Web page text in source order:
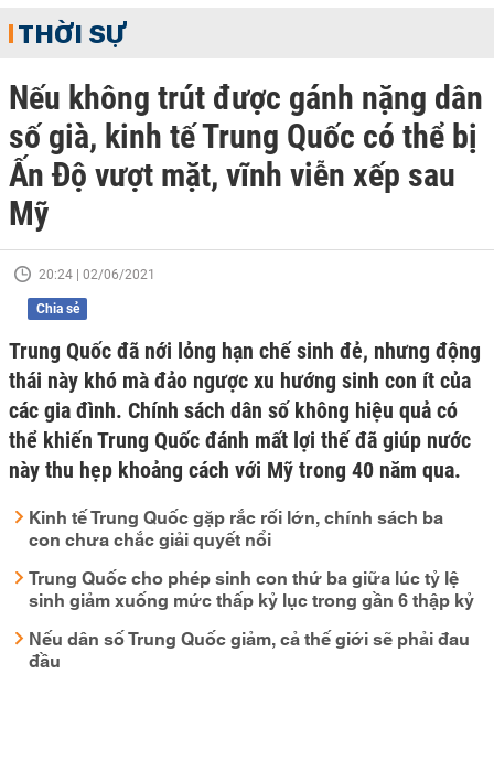
THỜI SỰ
Nếu không trút được gánh nặng dân
số già, kinh tế Trung Quốc có thể bị
Ấn Độ vượt mặt, vĩnh viễn xếp sau
Mỹ
20:24 | 02/06/2021
Chia sẻ
Trung Quốc đã nới lỏng hạn chế sinh đẻ, nhưng động
thái này khó mà đảo ngược xu hướng sinh con ít của
các gia đình. Chính sách dân số không hiệu quả có
thể khiến Trung Quốc đánh mất lợi thế đã giúp nước
này thu hẹp khoảng cách với Mỹ trong 40 năm qua.
Kinh tế Trung Quốc gặp rắc rối lớn, chính sách ba
con chưa chắc giải quyết nổi
Trung Quốc cho phép sinh con thứ ba giữa lúc tỷ lệ
sinh giảm xuống mức thấp kỷ lục trong gần 6 thập kỷ
Nếu dân số Trung Quốc giảm, cả thế giới sẽ phải đau
đầu